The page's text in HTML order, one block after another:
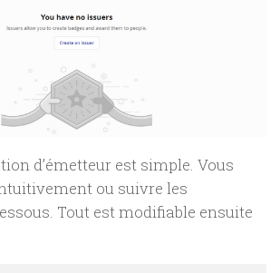
d’émetteur est simple. Vous
ou suivre les
Tout est modifiable ensuite